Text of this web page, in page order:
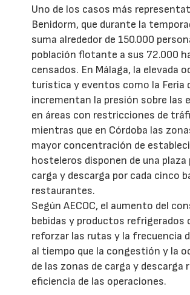
Uno de los casos más
Benidorm, que durante la
suma alrededor de 150.000
población flotante a sus 72.000
censados. En Málaga, la elevada
turística y eventos como la Feria
incrementan la presión sobre las
en áreas con restricciones de
mientras que en Córdoba las
mayor concentración de
hosteleros disponen de una plaza
carga y descarga por cada cinco
restaurantes.
Según AECOC, el aumento del
bebidas y productos refrigerados
reforzar las rutas y la frecuencia
al tiempo que la congestión y la
de las zonas de carga y descarga
eficiencia de las operaciones.